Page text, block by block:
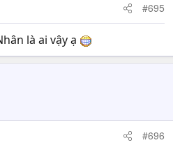
#695
là ai vậy ạ
#696